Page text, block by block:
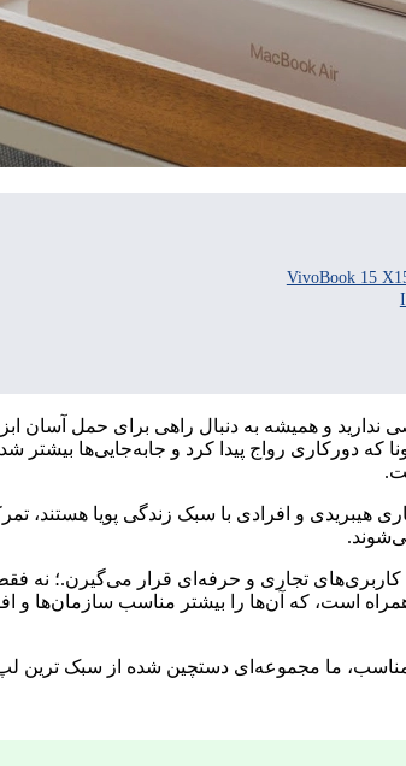
و همیشه به دنبال راهی برای حمل آسان
که دورکاری رواج پیدا کرد و جابه‌جایی‌ها
هیبریدی و افرادی با سبک زندگی پویا هستند،
تجاری و حرفه‌ای قرار می‌گیرن.؛ نه
است، که آن‌ها را بیشتر مناسب سازمان‌ها
ما مجموعه‌ای دستچین شده از سبک ترین